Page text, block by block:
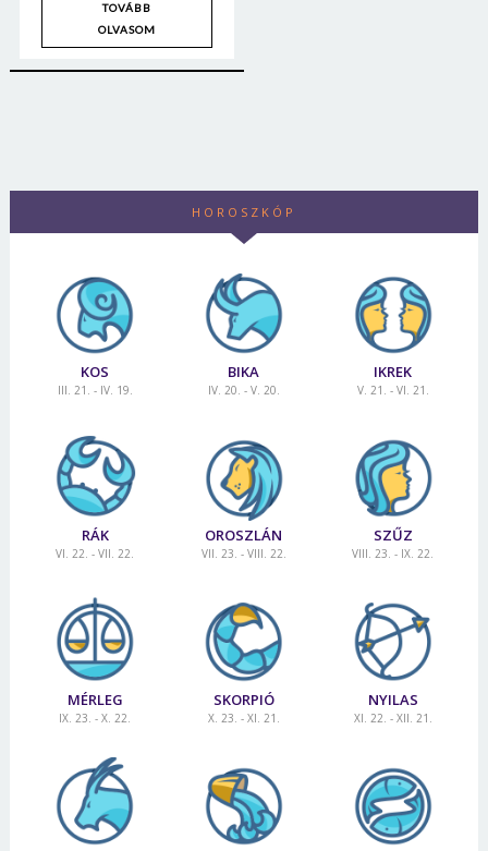
TOVÁBB
OLVASOM
HOROSZKÓP
KOS
III. 21. - IV. 19.
BIKA
IV. 20. - V. 20.
IKREK
V. 21. - VI. 21.
RÁK
VI. 22. - VII. 22.
OROSZLÁN
VII. 23. - VIII. 22.
SZŰZ
VIII. 23. - IX. 22.
MÉRLEG
IX. 23. - X. 22.
SKORPIÓ
X. 23. - XI. 21.
NYILAS
XI. 22. - XII. 21.
E-mail cím vagy felhasználónév